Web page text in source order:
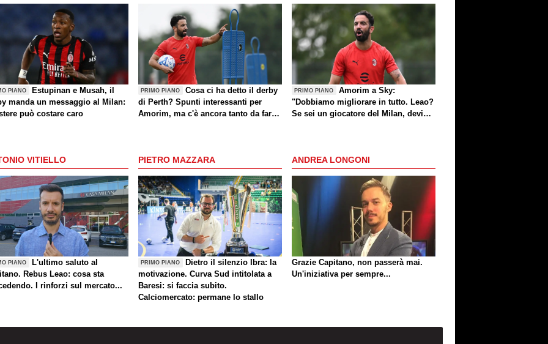
PIANO
Estupinan e Musah, il
manda un messaggio al Milan:
può costare caro
PRIMO PIANO
Cosa ci ha detto il derby
di Perth? Spunti interessanti per
Amorim, ma c'è ancora tanto da fare
PRIMO PIANO
Amorim a Sky:
"Dobbiamo migliorare in tutto. Leao?
Se sei un giocatore del Milan, devi
VITIELLO
PIANO
L'ultimo saluto al
Rebus Leao: cosa sta
I rinforzi sul mercato...
PIETRO MAZZARA
PRIMO PIANO
Dietro il silenzio Ibra: la
motivazione. Curva Sud intitolata a
Baresi: si faccia subito.
Calciomercato: permane lo stallo
ANDREA LONGONI
Grazie Capitano, non passerà mai.
Un'iniziativa per sempre...